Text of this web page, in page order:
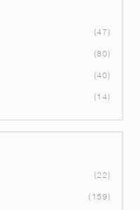
47
80
40
14
22
159